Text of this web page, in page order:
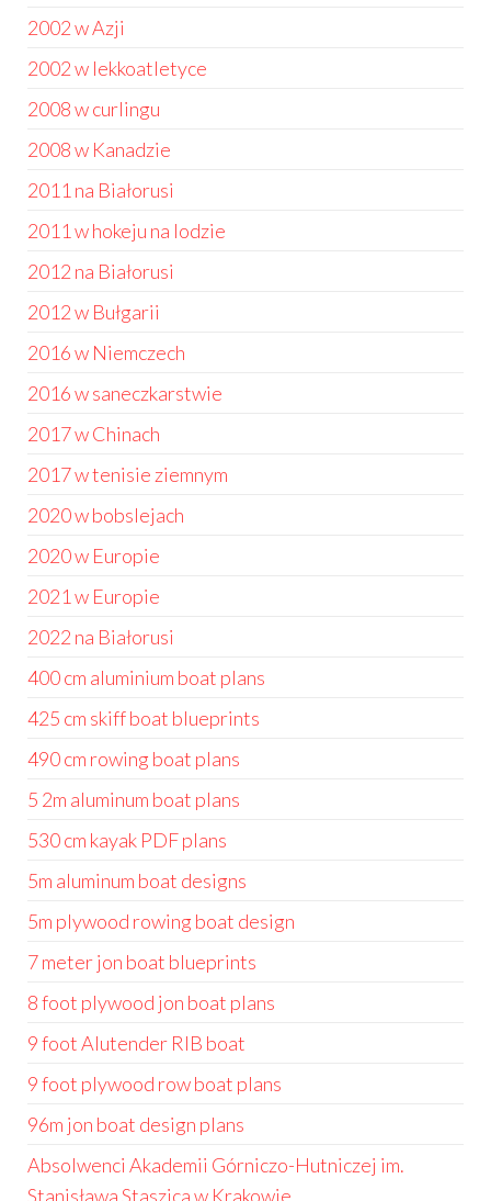
2002 w Azji
2002 w lekkoatletyce
2008 w curlingu
2008 w Kanadzie
2011 na Białorusi
2011 w hokeju na lodzie
2012 na Białorusi
2012 w Bułgarii
2016 w Niemczech
2016 w saneczkarstwie
2017 w Chinach
2017 w tenisie ziemnym
2020 w bobslejach
2020 w Europie
2021 w Europie
2022 na Białorusi
400 cm aluminium boat plans
425 cm skiff boat blueprints
490 cm rowing boat plans
5 2m aluminum boat plans
530 cm kayak PDF plans
5m aluminum boat designs
5m plywood rowing boat design
7 meter jon boat blueprints
8 foot plywood jon boat plans
9 foot Alutender RIB boat
9 foot plywood row boat plans
96m jon boat design plans
Absolwenci Akademii Górniczo-Hutniczej im.
Stanisława Staszica w Krakowie